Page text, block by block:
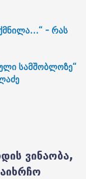
- რას
სამშობლოზე“
ვინაობა,